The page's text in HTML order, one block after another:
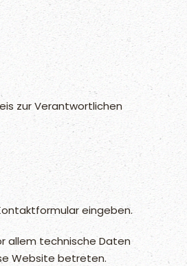
zur Verantwortlichen
eingeben.
allem technische Daten
Website betreten.